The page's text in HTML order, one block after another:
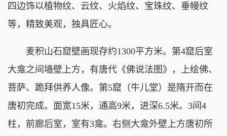
四边饰以植物纹、云纹、火焰纹、宝珠纹、垂幔纹
等，精致美观，独具匠心。
麦积山石窟壁画现存约1300平方米。第4窟后室
大龛之间墙壁上方，有唐代《佛说法图》，上绘佛、
菩萨、跪拜供养人像。第5窟（牛儿堂）是隋开而在
唐初完成。面宽15米，通高9米，进深6.5米。3间4
柱，前廊后室，室有3龛。右侧大龛外壁上方唐初所